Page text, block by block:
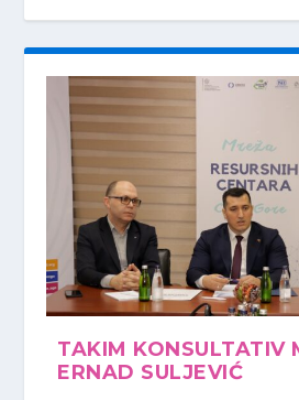
TAKIM KONSULTATIV
ERNAD SULJEVIĆ